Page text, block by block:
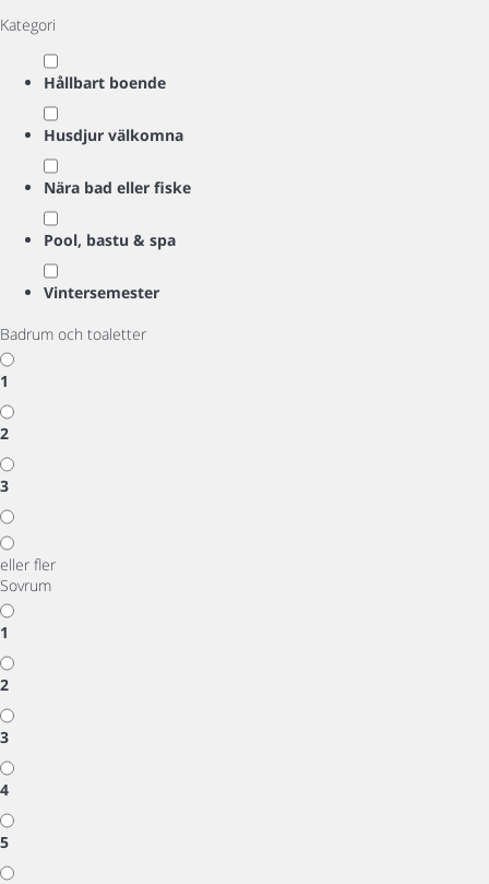
Kategori
Hållbart boende
Husdjur välkomna
Nära bad eller fiske
Pool, bastu & spa
Vintersemester
Badrum och toaletter
1
2
3
eller fler
Sovrum
1
2
3
4
5